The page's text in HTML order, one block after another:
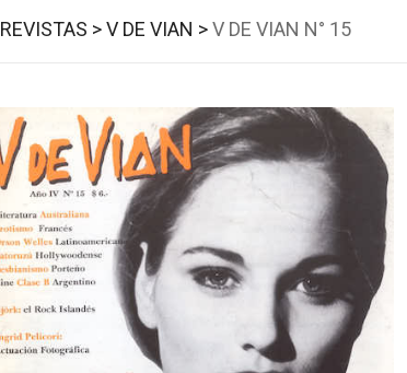
REVISTAS >V DE VIAN >V DE VIAN N° 15